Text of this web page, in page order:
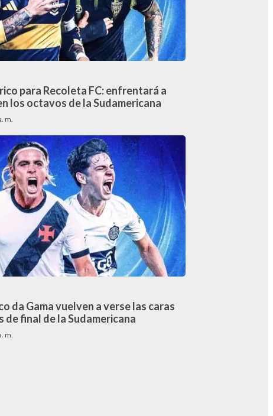
para Recoleta FC: enfrentará a
los octavos de la Sudamericana
m.
da Gama vuelven a verse las caras
de final de la Sudamericana
m.